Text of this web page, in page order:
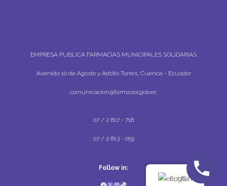
EMPRESA PUBLICA FARMACIAS MUNICIPALES SOLIDARIAS
Avenida 10 de Agosto y Adolfo Torres, Cuenca - Ecuador
comunicacion@farmasol.gob.ec
07 / 2 817 - 718
07 / 2 813 - 059
Follow in:
English